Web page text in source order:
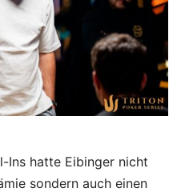
Ins hatte Eibinger nicht
sondern auch einen